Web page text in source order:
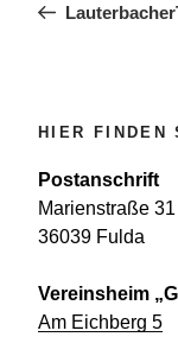
HIER FINDEN
Postanschrift
Marienstraße 31
36039 Fulda
Vereinsheim
Am Eichberg 5